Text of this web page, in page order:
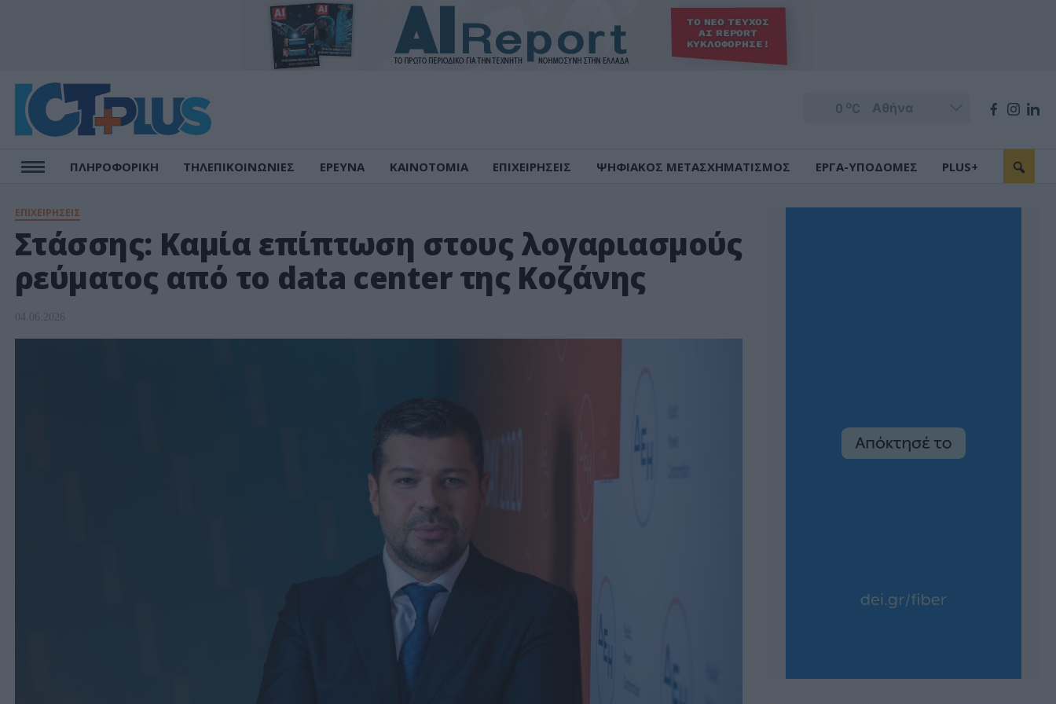
0 oC
ΠΛΗΡΟΦΟΡΙΚΗ ΤΗΛΕΠΙΚΟΙΝΩΝΙΕΣ ΕΡΕΥΝΑ ΚΑΙΝΟΤΟΜΙΑ ΕΠΙΧΕΙΡΗΣΕΙΣ ΨΗΦΙΑΚΟΣ ΜΕΤΑΣΧΗΜΑΤΙΣΜΟΣ ΕΡΓΑ-ΥΠΟΔΟΜΕΣ PLUS+
ΕΠΙΧΕΙΡΗΣΕΙΣ
Στάσσης: Καμία επίπτωση στους λογαριασμούς
ρεύματος από το data center της Κοζάνης
04.06.2026